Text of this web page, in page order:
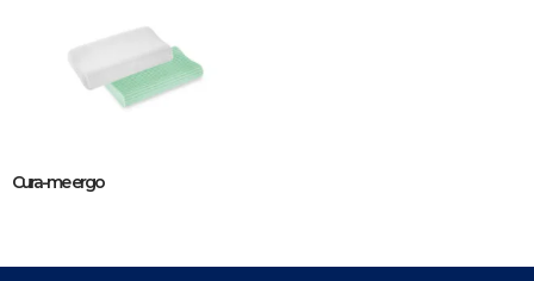
Cura-me ergo